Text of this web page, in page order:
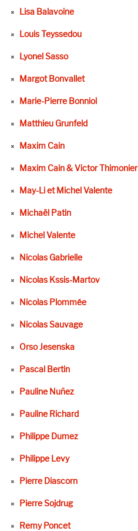
Lisa Balavoine
Louis Teyssedou
Lyonel Sasso
Margot Bonvallet
Marie-Pierre Bonniol
Matthieu Grunfeld
Maxim Cain
Maxim Cain & Victor Thimonier
May-Li et Michel Valente
Michaël Patin
Michel Valente
Nicolas Gabrielle
Nicolas Kssis-Martov
Nicolas Plommée
Nicolas Sauvage
Orso Jesenska
Pascal Bertin
Pauline Nuñez
Pauline Richard
Philippe Dumez
Philippe Levy
Pierre Diascorn
Pierre Sojdrug
Remy Poncet